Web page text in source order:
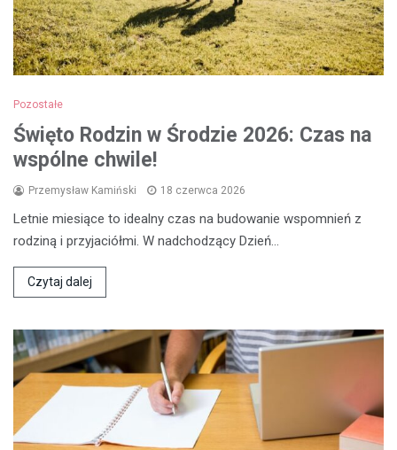
Pozostałe
Święto Rodzin w Środzie 2026: Czas na
wspólne chwile!
Przemysław Kamiński 18 czerwca 2026
Letnie miesiące to idealny czas na budowanie wspomnień z
rodziną i przyjaciółmi. W nadchodzący Dzień…
Czytaj dalej